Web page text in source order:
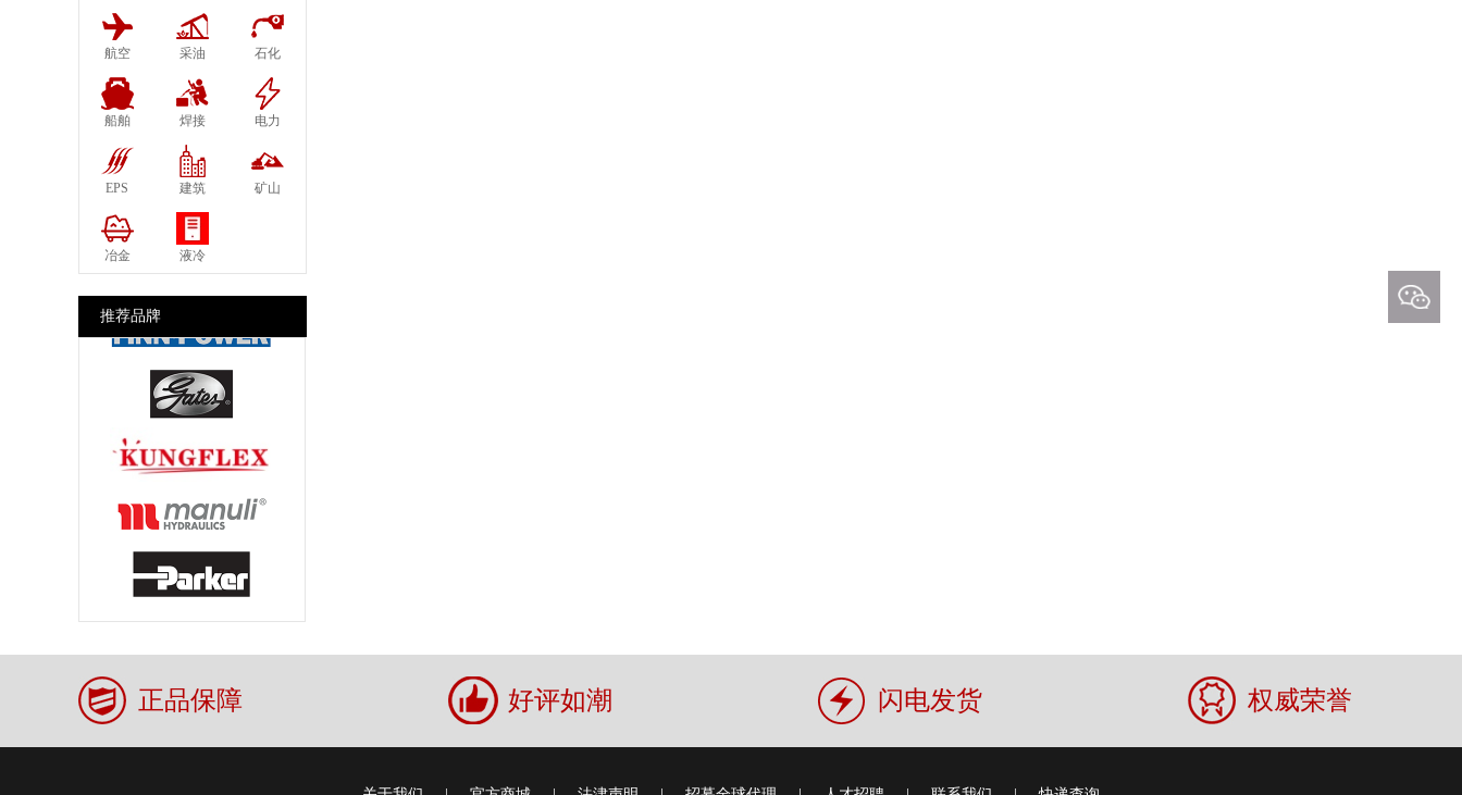
EN857 1SC 1层钢丝
EN857 2SC 2层钢丝编织
EN856 4SP 4层缠绕
EN856 4SH 4层缠绕
EN854 1TE纤维
EN854 2TE纤维
EN854 3TE纤维
高温低温软管
千斤顶软管 JACK HOSE
Couplings Bauer
泥浆接头Mortar Couplings
卫生级食品接头 DIN11850 11851
SMS1145
德式花园接头GEKA
法式空气接头 Express Couplings
NF E29573
欧式空气接头 DIN3489 European
美式空气接头 Chicago Air
Couplings
干式快速接头DDC
各国消防接头Fire Fighting Fitting
空气水油多用途软管
Machine
胶管试压机Pressure Test Machine
航空 采油 石化
船舶 焊接 电力
EPS 建筑 矿山
冶金 液冷
推荐品牌
正品保障 好评如潮 闪电发货 权威荣誉